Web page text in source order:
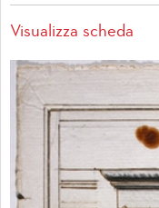
Visualizza scheda